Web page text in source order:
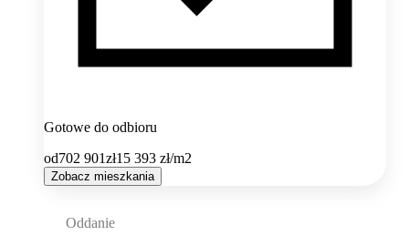
Gotowe do odbioru
od702 901zł15 393 zł/m2
Zobacz mieszkania
Oddanie